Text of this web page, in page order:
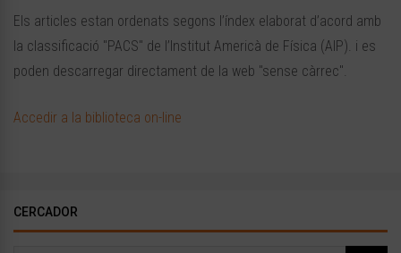
Els articles estan ordenats segons l’índex elaborat d’acord amb
la classificació "PACS" de l’Institut Americà de Física (AIP). i es
poden descarregar directament de la web "sense càrrec".
Accedir a la biblioteca on-line
CERCADOR